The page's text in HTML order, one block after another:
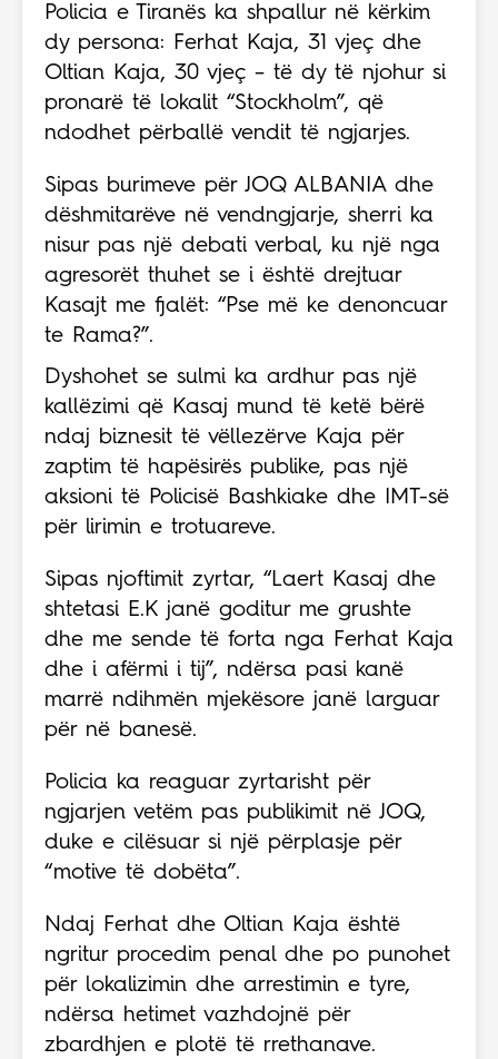
Policia e Tiranës ka shpallur në kërkim
dy persona: Ferhat Kaja, 31 vjeç dhe
Oltian Kaja, 30 vjeç – të dy të njohur si
pronarë të lokalit “Stockholm”, që
ndodhet përballë vendit të ngjarjes.
Sipas burimeve për JOQ ALBANIA dhe
dëshmitarëve në vendngjarje, sherri ka
nisur pas një debati verbal, ku një nga
agresorët thuhet se i është drejtuar
Kasajt me fjalët: “Pse më ke denoncuar
te Rama?”.
Dyshohet se sulmi ka ardhur pas një
kallëzimi që Kasaj mund të ketë bërë
ndaj biznesit të vëllezërve Kaja për
zaptim të hapësirës publike, pas një
aksioni të Policisë Bashkiake dhe IMT-së
për lirimin e trotuareve.
Sipas njoftimit zyrtar, “Laert Kasaj dhe
shtetasi E.K janë goditur me grushte
dhe me sende të forta nga Ferhat Kaja
dhe i afërmi i tij”, ndërsa pasi kanë
marrë ndihmën mjekësore janë larguar
për në banesë.
Policia ka reaguar zyrtarisht për
ngjarjen vetëm pas publikimit në JOQ,
duke e cilësuar si një përplasje për
“motive të dobëta”.
Ndaj Ferhat dhe Oltian Kaja është
ngritur procedim penal dhe po punohet
për lokalizimin dhe arrestimin e tyre,
ndërsa hetimet vazhdojnë për
zbardhjen e plotë të rrethanave.